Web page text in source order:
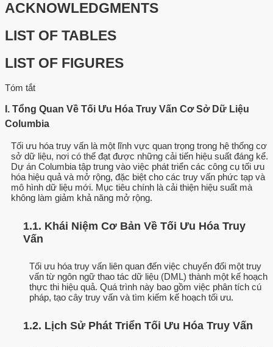
ACKNOWLEDGMENTS
LIST OF TABLES
LIST OF FIGURES
Tóm tắt
I. Tổng Quan Về Tối Ưu Hóa Truy Vấn Cơ Sở Dữ Liệu
Columbia
Tối ưu hóa truy vấn là một lĩnh vực quan trọng trong hệ thống cơ
sở dữ liệu, nơi có thể đạt được những cải tiến hiệu suất đáng kể.
Dự án Columbia tập trung vào việc phát triển các công cụ tối ưu
hóa hiệu quả và mở rộng, đặc biệt cho các truy vấn phức tạp và
mô hình dữ liệu mới. Mục tiêu chính là cải thiện hiệu suất mà
không làm giảm khả năng mở rộng.
1.1. Khái Niệm Cơ Bản Về Tối Ưu Hóa Truy
Vấn
Tối ưu hóa truy vấn liên quan đến việc chuyển đổi một truy
vấn từ ngôn ngữ thao tác dữ liệu (DML) thành một kế hoạch
thực thi hiệu quả. Quá trình này bao gồm việc phân tích cú
pháp, tạo cây truy vấn và tìm kiếm kế hoạch tối ưu.
1.2. Lịch Sử Phát Triển Tối Ưu Hóa Truy Vấn